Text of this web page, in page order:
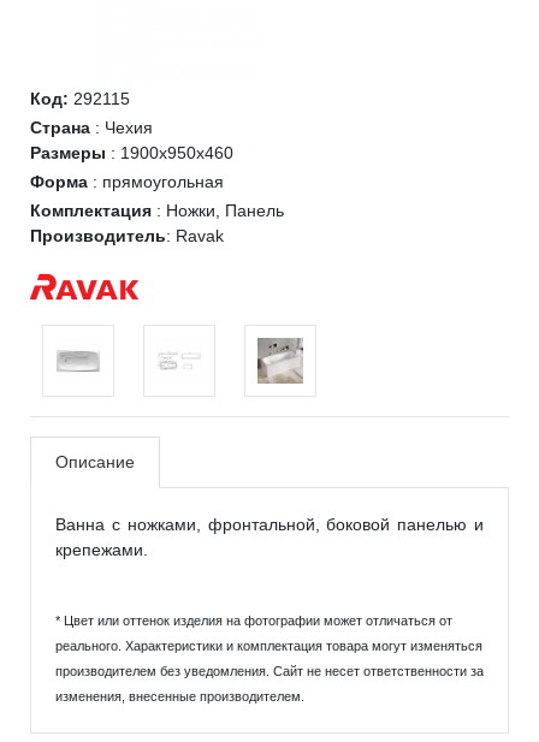
Код: 292115
Страна : Чехия
Размеры : 1900x950x460
Форма : прямоугольная
Комплектация : Ножки, Панель
Производитель: Ravak
Описание
Ванна с ножками, фронтальной, боковой панелью и
крепежами.
* Цвет или оттенок изделия на фотографии может отличаться от
реального. Характеристики и комплектация товара могут изменяться
производителем без уведомления. Сайт не несет ответственности за
изменения, внесенные производителем.